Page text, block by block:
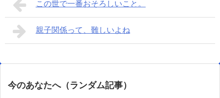
この世で一番おそろしいこと。
親子関係って、難しいよね
今のあなたへ（ランダム記事）